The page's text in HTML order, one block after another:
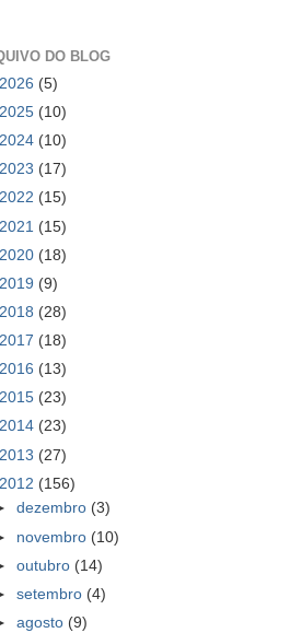
DO BLOG
2026 (5)
2025 (10)
2024 (10)
2023 (17)
2022 (15)
2021 (15)
2020 (18)
2019 (9)
2018 (28)
2017 (18)
2016 (13)
2015 (23)
2014 (23)
2013 (27)
2012 (156)
dezembro (3)
novembro (10)
outubro (14)
setembro (4)
agosto (9)